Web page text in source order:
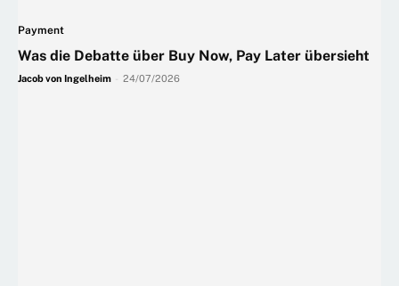
Payment
Was die Debatte über Buy Now, Pay Later übersieht
Jacob von Ingelheim 24/07/2026